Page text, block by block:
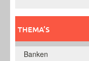
THEMA’S
Banken